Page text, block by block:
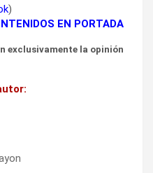
)
EN PORTADA
exclusivamente la opinión